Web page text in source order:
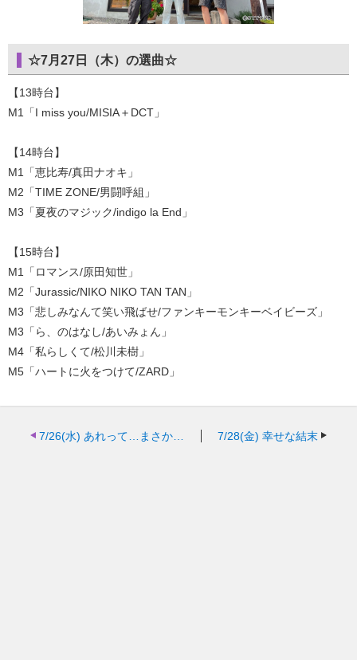
☆7月27日（木）の選曲☆
【13時台】
M1「I miss you/MISIA＋DCT」
【14時台】
M1「恵比寿/真田ナオキ」
M2「TIME ZONE/男闘呼組」
M3「夏夜のマジック/indigo la End」
【15時台】
M1「ロマンス/原田知世」
M2「Jurassic/NIKO NIKO TAN TAN」
M3「悲しみなんて笑い飛ばせ/ファンキーモンキーベイビーズ」
M3「ら、のはなし/あいみょん」
M4「私らしくて/松川未樹」
M5「ハートに火をつけて/ZARD」
7/26(水) あれって…まさか… 7/28(金) 幸せな結末